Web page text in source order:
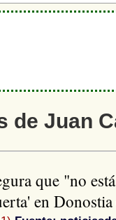
de Juan
que "no
en Donostia